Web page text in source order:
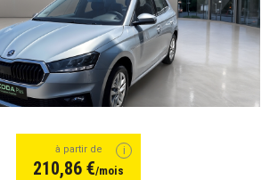
à partir de
210,86 €/mois